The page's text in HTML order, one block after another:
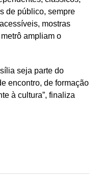
de público, sempre
mostras
ampliam o
seja parte do
encontro, de formação
à cultura”, finaliza